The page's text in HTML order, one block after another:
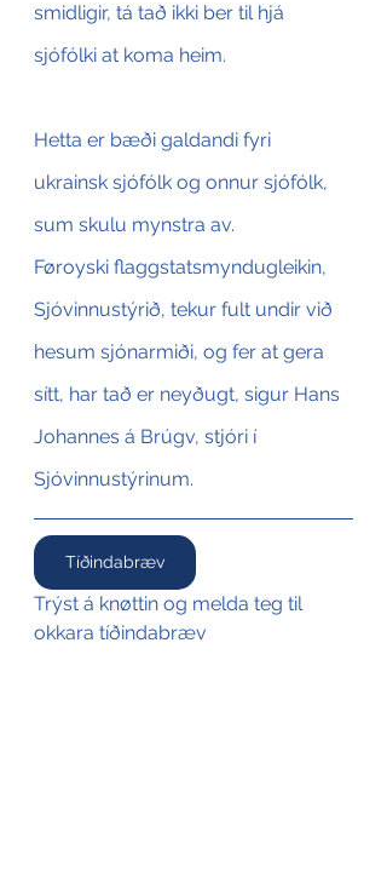
smidligir, tá tað ikki ber til hjá
sjófólki at koma heim.
Hetta er bæði galdandi fyri
ukrainsk sjófólk og onnur sjófólk,
sum skulu mynstra av.
Føroyski flaggstatsmyndugleikin,
Sjóvinnustýrið, tekur fult undir við
hesum sjónarmiði, og fer at gera
sítt, har tað er neyðugt, sigur Hans
Johannes á Brúgv, stjóri í
Sjóvinnustýrinum.
Tíðindabræv
Trýst á knøttin og melda teg til
okkara tíðindabræv